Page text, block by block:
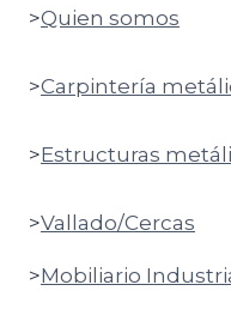
>Quien somos
>Carpintería
>Estructuras
>Vallado/Cercas
>Mobiliario